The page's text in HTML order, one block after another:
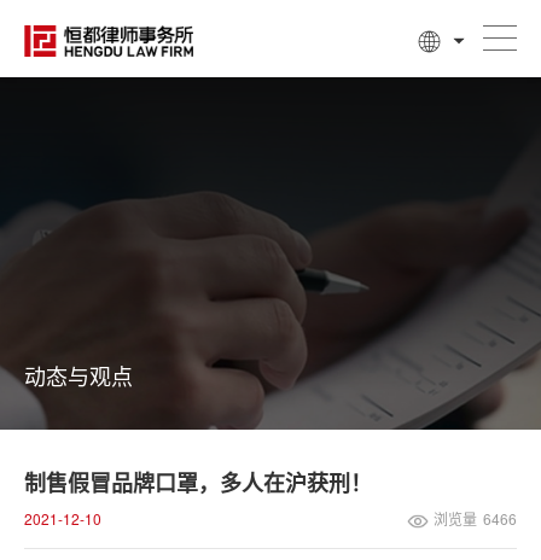
动态与观点
制售假冒品牌口罩，多人在沪获刑！
2021-12-10 浏览量 6466